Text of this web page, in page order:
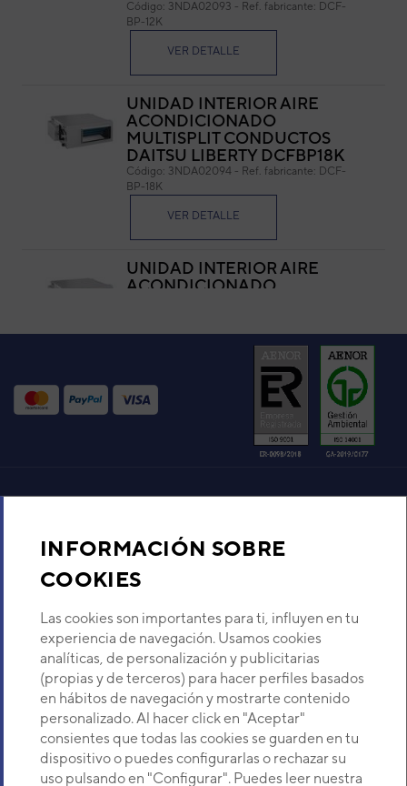
INFORMACIÓN SOBRE
COOKIES
Las cookies son importantes para ti, influyen en tu
experiencia de navegación. Usamos cookies
analíticas, de personalización y publicitarias
(propias y de terceros) para hacer perfiles basados
en hábitos de navegación y mostrarte contenido
personalizado. Al hacer click en "Aceptar"
consientes que todas las cookies se guarden en tu
dispositivo o puedes configurarlas o rechazar su
uso pulsando en "Configurar". Puedes leer nuestra
Código: 3NDA02093 - Ref. fabricante: DCF-
BP-12K
VER DETALLE
UNIDAD INTERIOR AIRE
ACONDICIONADO
MULTISPLIT CONDUCTOS
DAITSU LIBERTY DCFBP18K
Código: 3NDA02094 - Ref. fabricante: DCF-
BP-18K
VER DETALLE
UNIDAD INTERIOR AIRE
ACONDICIONADO
Código:3NDA02092-Ref. fabricante:DCF-
Sobre Nosotros
Descubre Eurofred
Dónde Estamos
¿Buscas un servicio técnico?